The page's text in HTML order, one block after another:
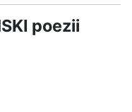
poezii